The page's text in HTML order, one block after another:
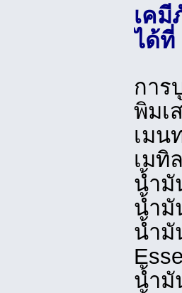
เคมี
ได้ที่
การ
พิมเ
เมน
เมทิ
น้ำมั
น้ำมั
น้ำมั
น้ำมั